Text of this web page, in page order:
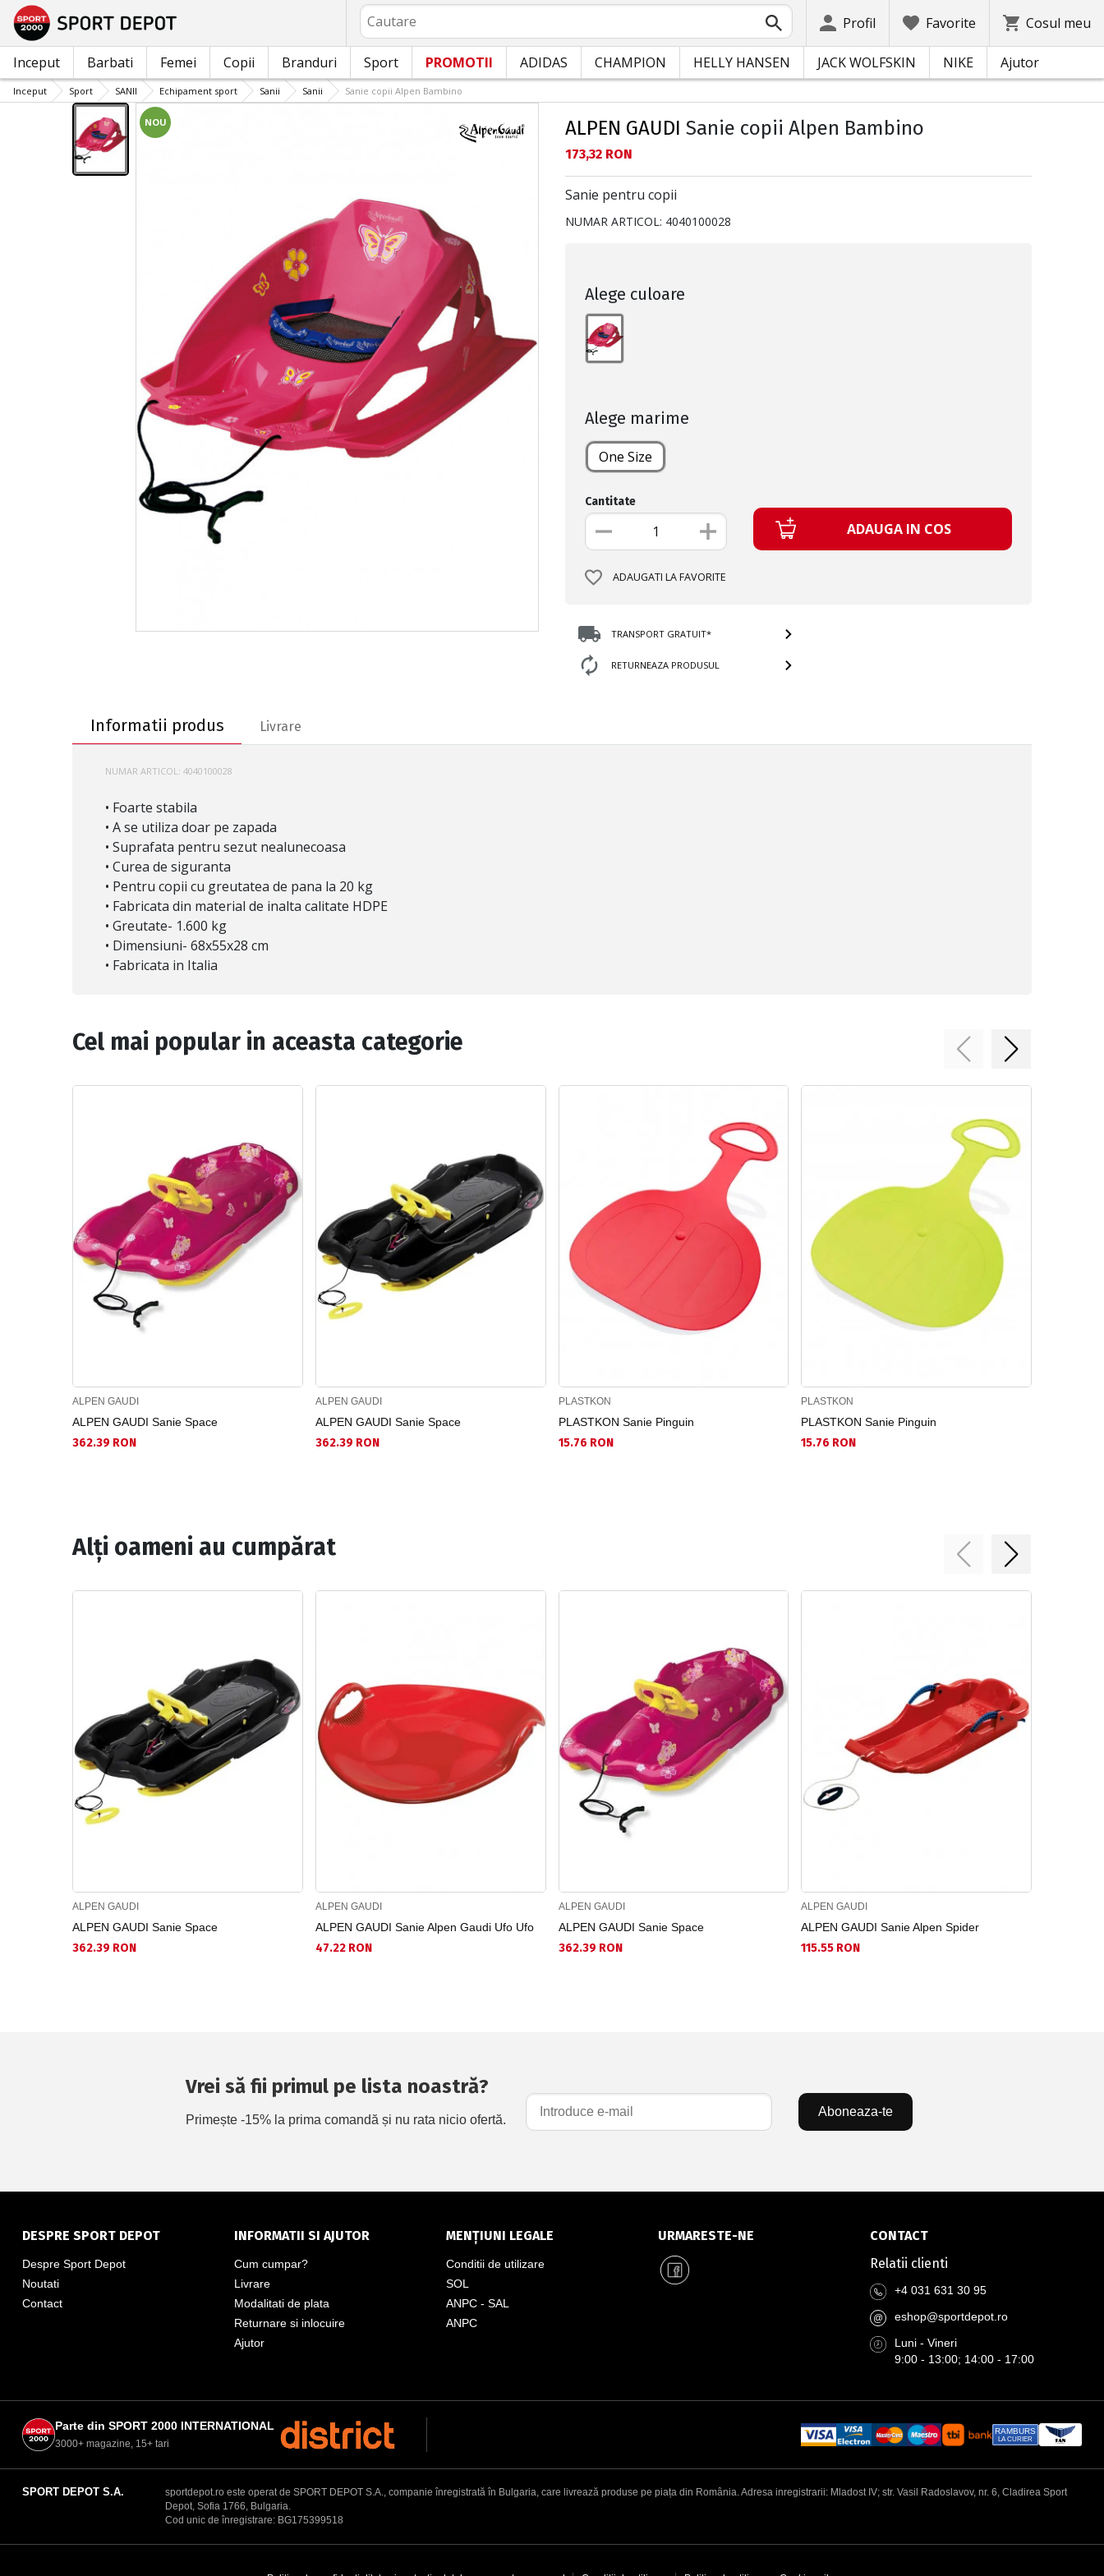
Cautare
Profil Favorite Cosul meu
Inceput Barbati Femei Copii Branduri Sport PROMOTII ADIDAS CHAMPION HELLY HANSEN JACK WOLFSKIN NIKE Ajutor
Inceput Sport SANII Echipament sport Sanii Sanii Sanie copii Alpen Bambino
NOU ALPEN GAUDI Sanie copii Alpen Bambino
Текуща цена:
173,32 RON
Sanie pentru copii
NUMAR ARTICOL: 4040100028
Alege culoare
Alege marime
One Size
Cantitate
ADAUGA IN COS
ADAUGATI LA FAVORITE
TRANSPORT GRATUIT*
RETURNEAZA PRODUSUL
Informatii produs
Livrare
NUMAR ARTICOL: 4040100028
• Foarte stabila
• A se utiliza doar pe zapada
• Suprafata pentru sezut nealunecoasa
• Curea de siguranta
• Pentru copii cu greutatea de pana la 20 kg
• Fabricata din material de inalta calitate HDPE
• Greutate- 1.600 kg
• Dimensiuni- 68х55х28 cm
• Fabricata in Italia
Cel mai popular in aceasta categorie
ALPEN GAUDI
ALPEN GAUDI Sanie Space
362.39 RON
ALPEN GAUDI
ALPEN GAUDI Sanie Space
362.39 RON
PLASTKON
PLASTKON Sanie Pinguin
15.76 RON
PLASTKON
PLASTKON Sanie Pinguin
15.76 RON
Alți oameni au cumpărat
ALPEN GAUDI
ALPEN GAUDI Sanie Space
362.39 RON
ALPEN GAUDI
ALPEN GAUDI Sanie Alpen Gaudi Ufo Ufo
47.22 RON
ALPEN GAUDI
ALPEN GAUDI Sanie Space
362.39 RON
ALPEN GAUDI
ALPEN GAUDI Sanie Alpen Spider
115.55 RON
Vrei să fii primul pe lista noastră?
Primește -15% la prima comandă și nu rata nicio ofertă.
Aboneaza-te
DESPRE SPORT DEPOT
Despre Sport Depot
Noutati
Contact
INFORMATII SI AJUTOR
Cum cumpar?
Livrare
Modalitati de plata
Returnare si inlocuire
Ajutor
MENȚIUNI LEGALE
Conditii de utilizare
SOL
ANPC - SAL
ANPC
URMARESTE-NE
CONTACT
Relatii clienti
+4 031 631 30 95
@
eshop@sportdepot.ro
Luni - Vineri
9:00 - 13:00; 14:00 - 17:00
Parte din SPORT 2000 INTERNATIONAL
3000+ magazine, 15+ tari
RAMBURS
LA CURIER
SPORT DEPOT S.A.
sportdepot.ro este operat de SPORT DEPOT S.A., companie înregistrată în Bulgaria, care livrează produse pe piața din România. Adresa inregistrarii: Mladost IV; str. Vasil Radoslavov, nr. 6, Cladirea Sport
Depot, Sofia 1766, Bulgaria.
Cod unic de înregistrare: BG175399518